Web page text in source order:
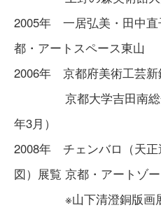
2005年 一居弘美・田中
都・アートスペース東山
2006年 京都府美術工芸新
京都大学吉田南総合
年3月）
2008年 チェンバロ（天正
図）展覧 京都・アートゾ
※山下清澄銅版画展